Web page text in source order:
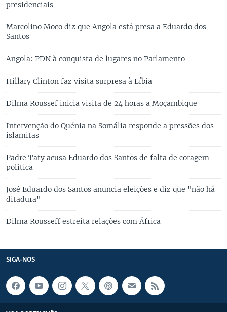
presidenciais
Marcolino Moco diz que Angola está presa a Eduardo dos
Santos
Angola: PDN à conquista de lugares no Parlamento
Hillary Clinton faz visita surpresa à Líbia
Dilma Roussef inicia visita de 24 horas a Moçambique
Intervenção do Quénia na Somália responde a pressões dos
islamitas
Padre Taty acusa Eduardo dos Santos de falta de coragem
política
José Eduardo dos Santos anuncia eleições e diz que "não há
ditadura"
Dilma Rousseff estreita relações com África
SIGA-NOS